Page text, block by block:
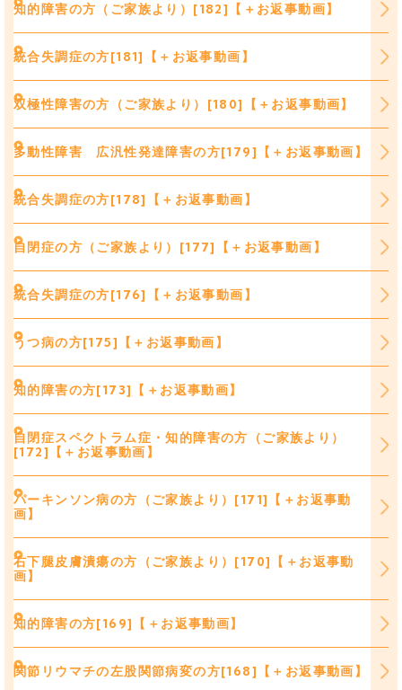
知的障害の方（ご家族より）[182]【＋お返事動画】
統合失調症の方[181]【＋お返事動画】
双極性障害の方（ご家族より）[180]【＋お返事動画】
多動性障害 広汎性発達障害の方[179]【＋お返事動画】
統合失調症の方[178]【＋お返事動画】
自閉症の方（ご家族より）[177]【＋お返事動画】
統合失調症の方[176]【＋お返事動画】
うつ病の方[175]【＋お返事動画】
知的障害の方[173]【＋お返事動画】
自閉症スペクトラム症・知的障害の方（ご家族より）
[172]【＋お返事動画】
パーキンソン病の方（ご家族より）[171]【＋お返事動
画】
右下腿皮膚潰瘍の方（ご家族より）[170]【＋お返事動
画】
知的障害の方[169]【＋お返事動画】
関節リウマチの左股関節病変の方[168]【＋お返事動画】